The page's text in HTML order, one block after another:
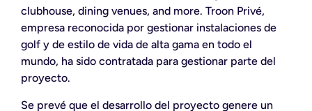
clubhouse, dining venues, and more. Troon Privé,
empresa reconocida por gestionar instalaciones de
golf y de estilo de vida de alta gama en todo el
mundo, ha sido contratada para gestionar parte del
proyecto.
Se prevé que el desarrollo del proyecto genere un